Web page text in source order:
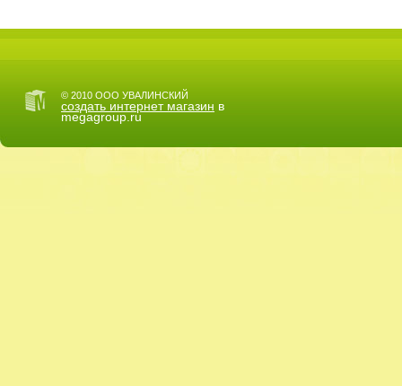
© 2010 ООО УВАЛИНСКИЙ
создать интернет магазин в
megagroup.ru